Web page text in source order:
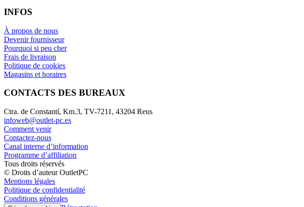
INFOS
À propos de nous
Devenir fournisseur
Pourquoi si peu cher
Frais de livraison
Politique de cookies
Magasins et horaires
CONTACTS DES BUREAUX
Ctra. de Constantí, Km.3, TV-7211, 43204 Reus
infoweb@outlet-pc.es
Comment venir
Contactez-nous
Canal interne d’information
Programme d’affiliation
Tous droits réservés
© Droits d’auteur OutletPC
Mentions légales
Politique de confidentialité
Conditions générales